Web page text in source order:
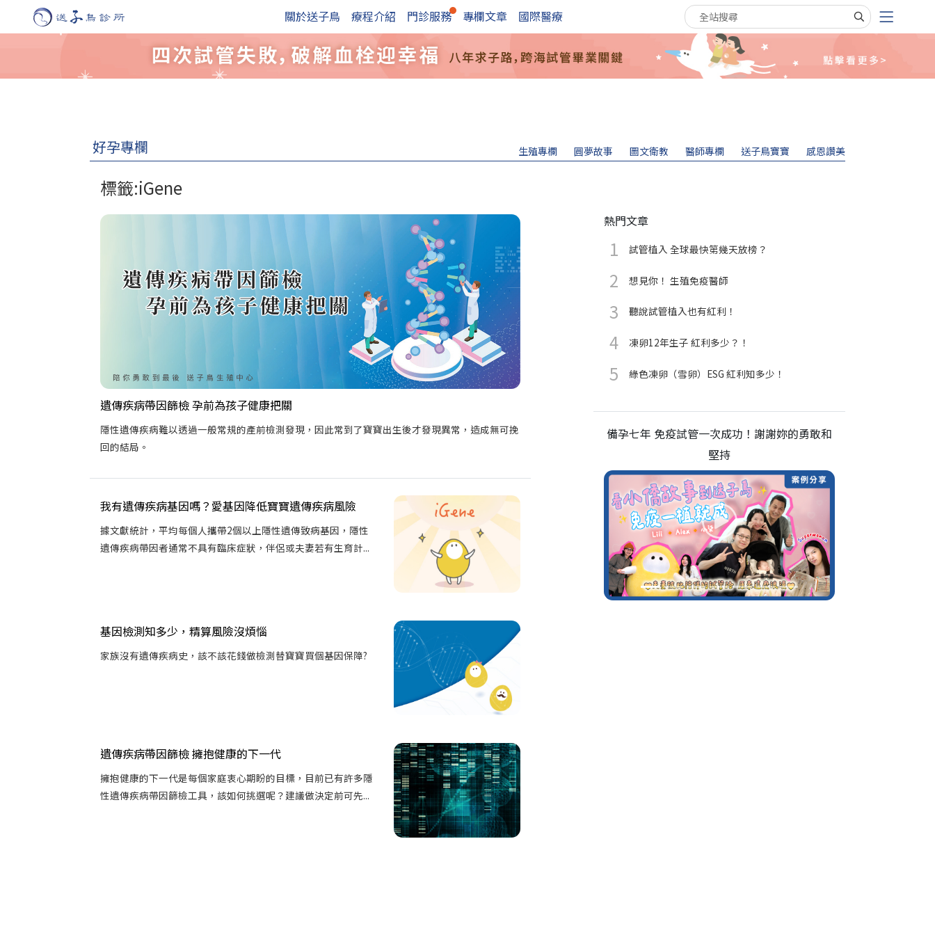
關於送子鳥 療程介紹 門診服務 專欄文章 國際醫療 搜尋關鍵字
好孕專欄 生殖專欄 圓夢故事 圖文衛教 醫師專欄 送子鳥寶寶 感恩讚美
標籤:iGene
遺傳疾病帶因篩檢 孕前為孩子健康把關
隱性遺傳疾病難以透過一般常規的產前檢測發現，因此常到了寶寶出生後才發現異常，造成無可挽
回的結局。
我有遺傳疾病基因嗎？愛基因降低寶寶遺傳疾病風險
據文獻統計，平均每個人攜帶2個以上隱性遺傳致病基因，隱性
遺傳疾病帶因者通常不具有臨床症狀，伴侶或夫妻若有生育計...
基因檢測知多少，精算風險沒煩惱
家族沒有遺傳疾病史，該不該花錢做檢測替寶寶買個基因保障?
遺傳疾病帶因篩檢 擁抱健康的下一代
擁抱健康的下一代是每個家庭衷心期盼的目標，目前已有許多隱
性遺傳疾病帶因篩檢工具，該如何挑選呢？建議做決定前可先...
熱門文章
試管植入 全球最快第幾天放榜？
想見你！ 生殖免疫醫師
聽說試管植入也有紅利！
凍卵12年生子 紅利多少？！
綠色凍卵（雪卵）ESG 紅利知多少！
備孕七年 免疫試管一次成功！謝謝妳的勇敢和
堅持